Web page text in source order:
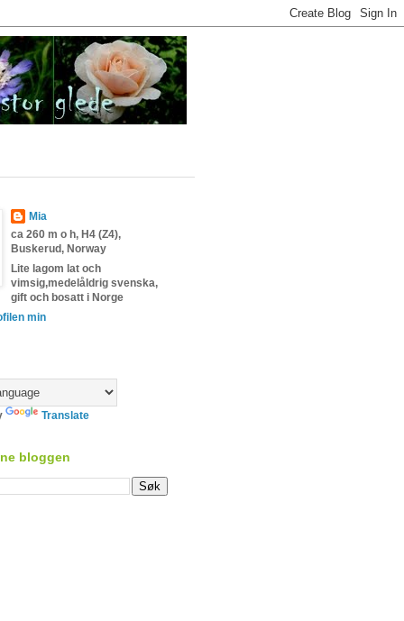
Mia
ca 260 m o h, H4 (Z4),
Buskerud, Norway
Lite lagom lat och
vimsig,medelåldrig svenska,
gift och bosatt i Norge
min
Translate
bloggen